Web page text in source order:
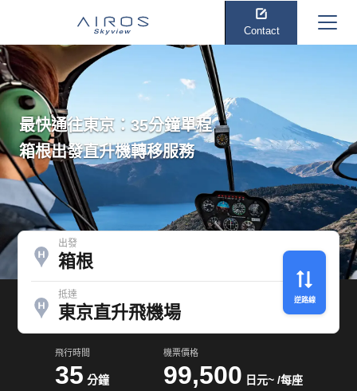
Contact
最快通往東京：35分鐘單程
箱根出發直升機轉移服務
出發
箱根
逆路線
抵達
東京直升飛機場
飛行時間
35 分鐘
機票價格
99,500 日元~ /每座